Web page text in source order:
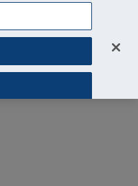
Accedi all'area riservata